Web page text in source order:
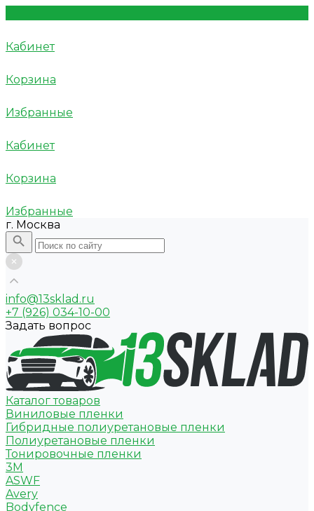
Кабинет
Корзина
Избранные
Кабинет
Корзина
Избранные
г. Москва
info@13sklad.ru
+7 (926) 034-10-00
Задать вопрос
Каталог товаров
Виниловые пленки
Гибридные полиуретановые пленки
Полиуретановые пленки
Тонировочные пленки
3M
ASWF
Avery
Bodyfence